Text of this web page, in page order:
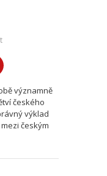
významně
českého
výklad
českým